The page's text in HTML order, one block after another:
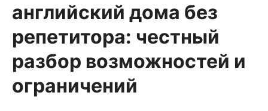
английский дома без
репетитора: честный
разбор возможностей и
ограничений